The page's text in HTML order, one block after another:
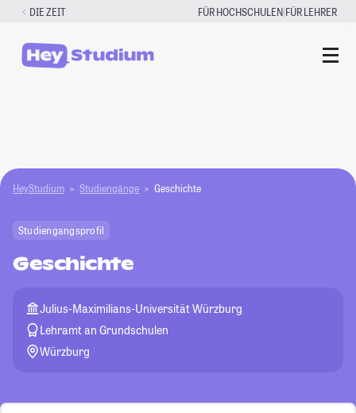
Zum
springen
DIE ZEIT FÜR HOCHSCHULEN|FÜR LEHRER
HeyStudium Studiengänge Geschichte
Studiengangsprofil
Geschichte
Julius-Maximilians-Universität Würzburg
Lehramt an Grundschulen
Würzburg